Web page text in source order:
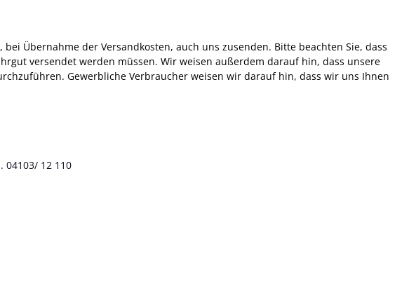
Übernahme der Versandkosten, auch uns zusenden. Bitte beachten Sie, dass
versendet werden müssen. Wir weisen außerdem darauf hin, dass unsere
Gewerbliche Verbraucher weisen wir darauf hin, dass wir uns Ihnen
04103/ 12 110